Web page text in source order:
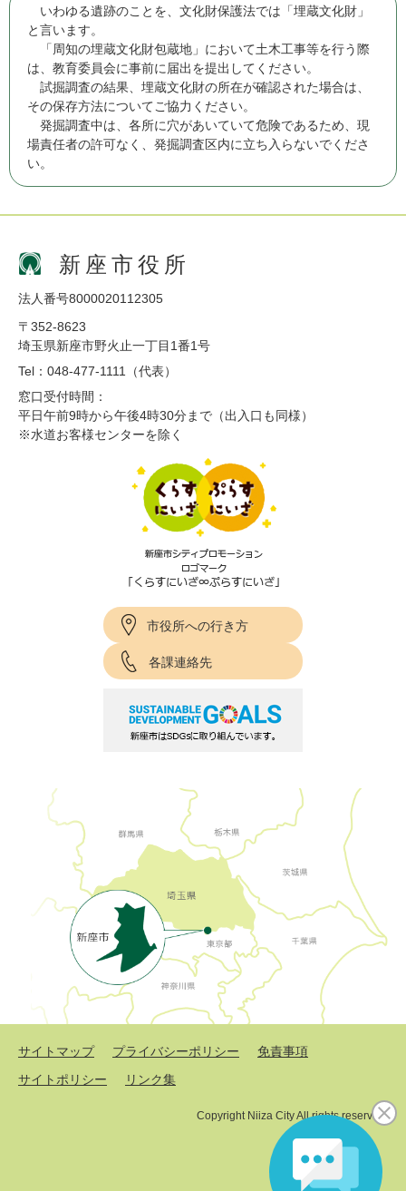
いわゆる遺跡のことを、文化財保護法では「埋蔵文化財」
と言います。
「周知の埋蔵文化財包蔵地」において土木工事等を行う際
は、教育委員会に事前に届出を提出してください。
試掘調査の結果、埋蔵文化財の所在が確認された場合は、
その保存方法についてご協力ください。
発掘調査中は、各所に穴があいていて危険であるため、現
場責任者の許可なく、発掘調査区内に立ち入らないでくださ
い。
新座市役所
法人番号8000020112305
〒352-8623
埼玉県新座市野火止一丁目1番1号
Tel：048-477-1111（代表）
窓口受付時間：
平日午前9時から午後4時30分まで（出入口も同様）
※水道お客様センターを除く
市役所への行き方
各課連絡先
サイトマップ プライバシーポリシー
免責事項
サイトポリシー
リンク集
Copyright Niiza City All rights reserved.